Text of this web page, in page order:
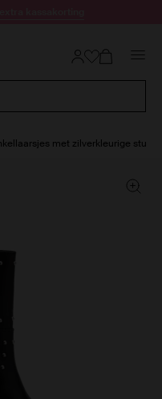
met zilverkleurige studs